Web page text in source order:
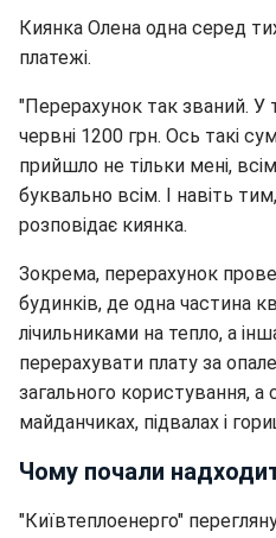
Киянка Олена одна серед
платежі.
"Перерахунок так званий. У
червні 1200 грн. Ось такі
прийшло не тільки мені,
буквально всім. І навіть
розповідає киянка.
Зокрема, перерахунок
будинків, де одна частина
лічильниками на тепло, а
перерахувати плату за
загального користування,
майданчиках, підвалах і
Чому почали
"Київтеплоенерго"